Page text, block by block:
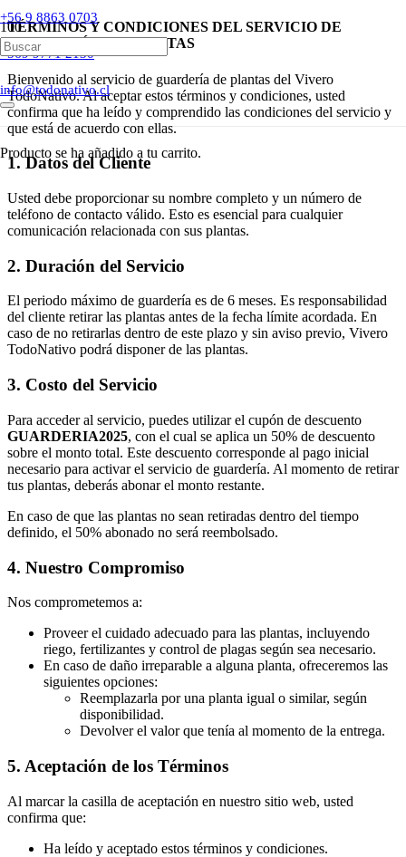
+56 9 8863 0703
+569 9771 2130
info@todonativo.cl
Producto se ha añadido a tu carrito.
TÉRMINOS Y CONDICIONES DEL SERVICIO DE
GUARDERÍA DE PLANTAS
Bienvenido al servicio de guardería de plantas del Vivero
TodoNativo. Al aceptar estos términos y condiciones, usted
confirma que ha leído y comprendido las condiciones del servicio y
que está de acuerdo con ellas.
1.Datos del Cliente
Usted debe proporcionar su nombre completo y un número de
teléfono de contacto válido. Esto es esencial para cualquier
comunicación relacionada con sus plantas.
2. Duración del Servicio
El periodo máximo de guardería es de 6 meses. Es responsabilidad
del cliente retirar las plantas antes de la fecha límite acordada. En
caso de no retirarlas dentro de este plazo y sin aviso previo, Vivero
TodoNativo podrá disponer de las plantas.
3. Costo del Servicio
Para acceder al servicio, puedes utilizar el cupón de descuento
GUARDERIA2025, con el cual se aplica un 50% de descuento
sobre el monto total. Este descuento corresponde al pago inicial
necesario para activar el servicio de guardería. Al momento de retirar
tus plantas, deberás abonar el monto restante.
En caso de que las plantas no sean retiradas dentro del tiempo
definido, el 50% abonado no será reembolsado.
4. Nuestro Compromiso
Nos comprometemos a:
Proveer el cuidado adecuado para las plantas, incluyendo
riego, fertilizantes y control de plagas según sea necesario.
En caso de daño irreparable a alguna planta, ofreceremos las
siguientes opciones:
Reemplazarla por una planta igual o similar, según
disponibilidad.
Devolver el valor que tenía al momento de la entrega.
5. Aceptación de los Términos
Al marcar la casilla de aceptación en nuestro sitio web, usted
confirma que:
Ha leído y aceptado estos términos y condiciones.